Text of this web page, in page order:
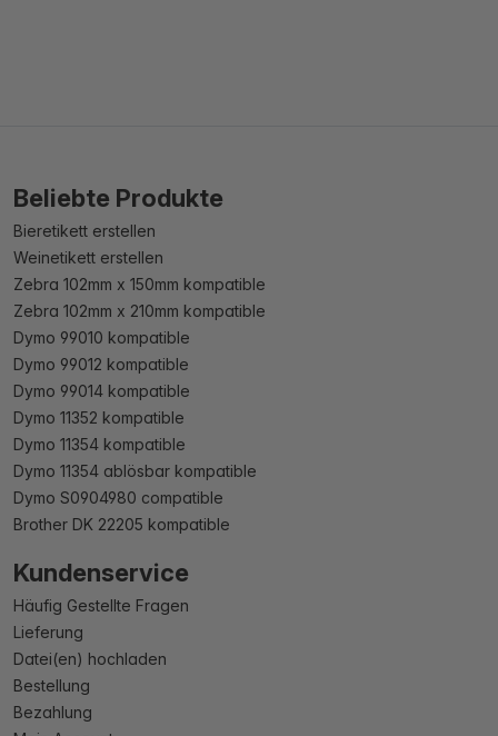
Beliebte Produkte
Bieretikett erstellen
Weinetikett erstellen
Zebra 102mm x 150mm kompatible
Zebra 102mm x 210mm kompatible
Dymo 99010 kompatible
Dymo 99012 kompatible
Dymo 99014 kompatible
Dymo 11352 kompatible
Dymo 11354 kompatible
Dymo 11354 ablösbar kompatible
Dymo S0904980 compatible
Brother DK 22205 kompatible
Kundenservice
Häufig Gestellte Fragen
Lieferung
Datei(en) hochladen
Bestellung
Bezahlung